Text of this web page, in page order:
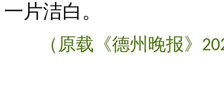
一片洁白。
（原载《德州晚报》